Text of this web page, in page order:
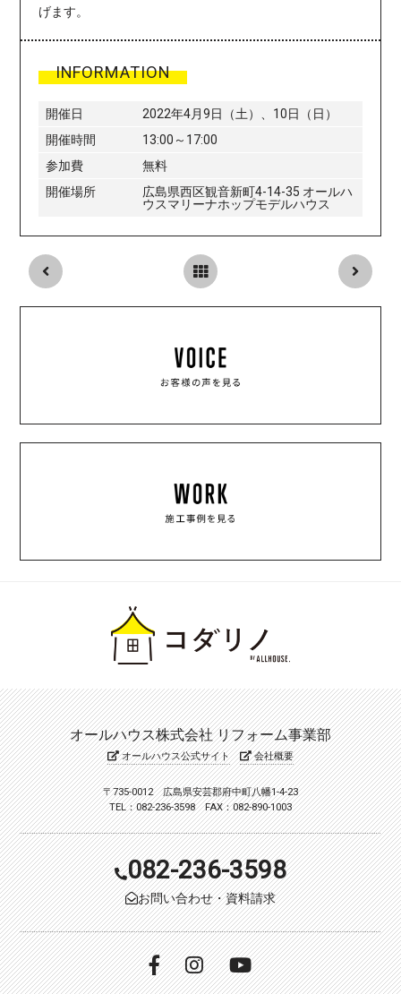
げます。
INFORMATION
開催日
2022年4月9日（土）、10日（日）
開催時間
13:00～17:00
参加費
無料
開催場所
広島県西区観音新町4-14-35 オールハ
ウスマリーナホップモデルハウス
オールハウス株式会社 リフォーム事業部
オールハウス公式サイト 会社概要
〒735-0012 広島県安芸郡府中町八幡1-4-23
TEL：082-236-3598 FAX：082-890-1003
082-236-3598
お問い合わせ・資料請求